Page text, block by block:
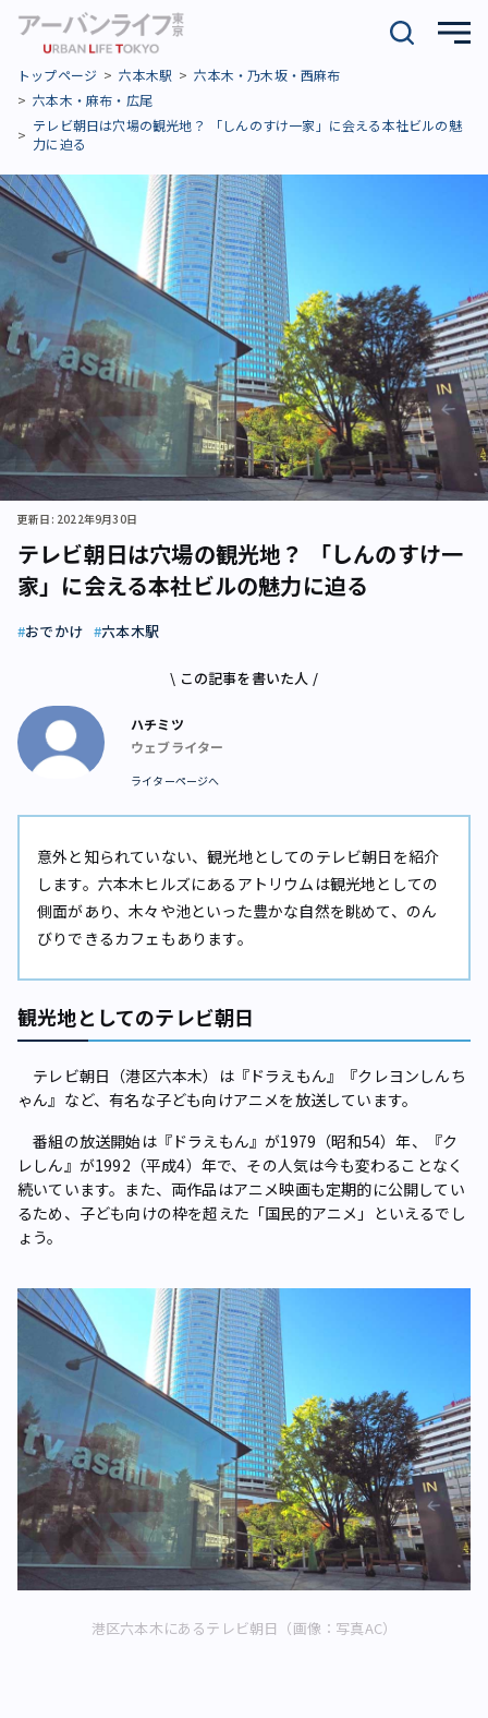
トップページ 六本木駅
六本木・乃木坂・西麻布
六本木・麻布・広尾
テレビ朝日は穴場の観光地？ 「しんのすけ一家」に会える本社ビルの魅
力に迫る
テレビ朝日は穴場の観光地？ 「しんのすけ一
家」に会える本社ビルの魅力に迫る
更新日: 2022年9月30日
おでかけ 六本木駅
\ この記事を書いた人 /
ハチミツ
ウェブライター
ライターページへ
意外と知られていない、観光地としてのテレビ朝日を紹介
します。六本木ヒルズにあるアトリウムは観光地としての
側面があり、木々や池といった豊かな自然を眺めて、のん
びりできるカフェもあります。
観光地としてのテレビ朝日
テレビ朝日（港区六本木）は『ドラえもん』『クレヨンしんち
ゃん』など、有名な子ども向けアニメを放送しています。
番組の放送開始は『ドラえもん』が1979（昭和54）年、『ク
レしん』が1992（平成4）年で、その人気は今も変わることなく
続いています。また、両作品はアニメ映画も定期的に公開してい
るため、子ども向けの枠を超えた「国民的アニメ」といえるでし
ょう。
港区六本木にあるテレビ朝日（画像：写真AC）